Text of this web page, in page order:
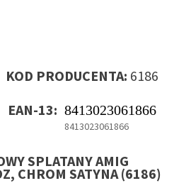
PRODUCENTA: 6186
EAN-13: 8413023061866
8413023061866
SPLATANY AMIG
CHROM SATYNA (6186)